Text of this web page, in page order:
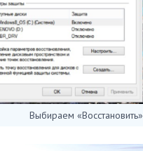
Выбираем «Восстановить»